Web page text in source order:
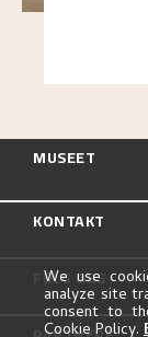
En
MUSEET
KONTAKT
FØLG OSS
We use
analyze site
consent to
Cookie Policy.